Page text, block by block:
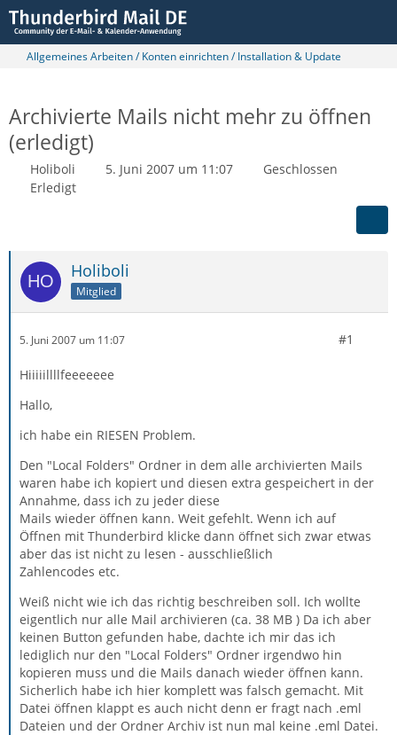
Allgemeines Arbeiten / Konten einrichten / Installation & Update
Archivierte Mails nicht mehr zu öffnen
(erledigt)
Holiboli 5. Juni 2007 um 11:07
Geschlossen
Erledigt
Holiboli
Mitglied
5. Juni 2007 um 11:07 #1
Hiiiiillllfeeeeeee
Hallo,
ich habe ein RIESEN Problem.
Den "Local Folders" Ordner in dem alle archivierten Mails
waren habe ich kopiert und diesen extra gespeichert in der
Annahme, dass ich zu jeder diese
Mails wieder öffnen kann. Weit gefehlt. Wenn ich auf
Öffnen mit Thunderbird klicke dann öffnet sich zwar etwas
aber das ist nicht zu lesen - ausschließlich
Zahlencodes etc.
Weiß nicht wie ich das richtig beschreiben soll. Ich wollte
eigentlich nur alle Mail archivieren (ca. 38 MB ) Da ich aber
keinen Button gefunden habe, dachte ich mir das ich
lediglich nur den "Local Folders" Ordner irgendwo hin
kopieren muss und die Mails danach wieder öffnen kann.
Sicherlich habe ich hier komplett was falsch gemacht. Mit
Datei öffnen klappt es auch nicht denn er fragt nach .eml
Dateien und der Ordner Archiv ist nun mal keine .eml Datei.